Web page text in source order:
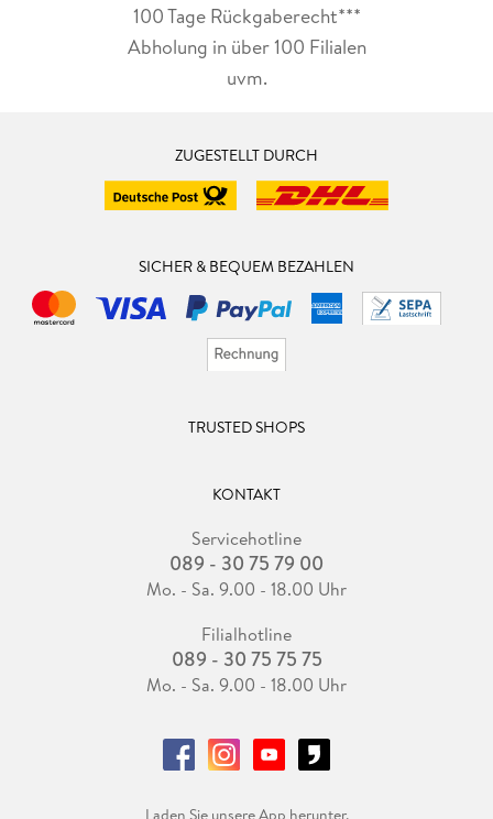
100 Tage Rückgaberecht***
Abholung in über 100 Filialen
uvm.
ZUGESTELLT DURCH
SICHER & BEQUEM BEZAHLEN
TRUSTED SHOPS
KONTAKT
Servicehotline
089 - 30 75 79 00
Mo. - Sa. 9.00 - 18.00 Uhr
Filialhotline
089 - 30 75 75 75
Mo. - Sa. 9.00 - 18.00 Uhr